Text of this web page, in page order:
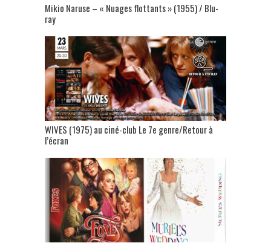
Mikio Naruse – « Nuages flottants » (1955) / Blu-
ray
WIVES (1975) au ciné-club Le 7e genre/Retour à
l’écran